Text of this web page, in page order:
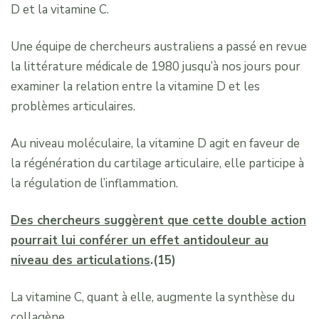
D et la vitamine C.
Une équipe de chercheurs australiens a passé en revue
la littérature médicale de 1980 jusqu’à nos jours pour
examiner la relation entre la vitamine D et les
problèmes articulaires.
Au niveau moléculaire, la vitamine D agit en faveur de
la régénération du cartilage articulaire, elle participe à
la régulation de l’inflammation.
Des chercheurs suggèrent que cette double action
pourrait lui conférer un effet antidouleur au
niveau des articulations.(15)
La vitamine C, quant à elle, augmente la synthèse du